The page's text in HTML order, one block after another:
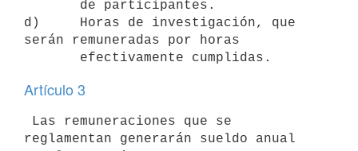
d)     Horas de investigación, que
serán remuneradas por horas
Artículo 3
reglamentan generarán sueldo anual